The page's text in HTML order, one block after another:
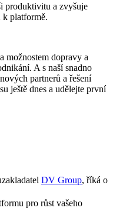
produktivitu a zvyšuje
k platformě.
možnostem dopravy a
A s naší snadno
partnerů a řešení
ještě dnes a udělejte první
DV Group, říká o
pro růst vašeho